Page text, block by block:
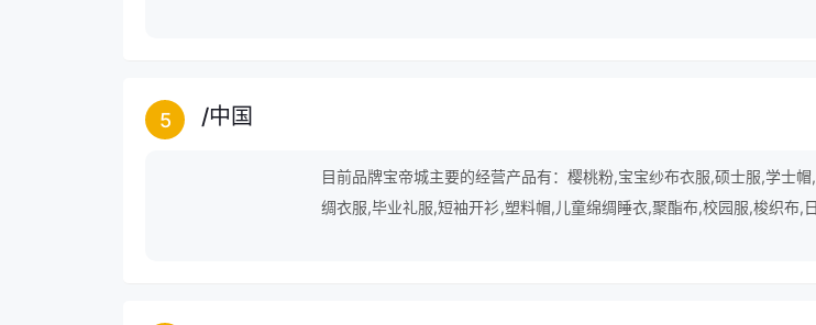
5 /中国
目前品牌宝帝城主要的经营产品有：樱桃粉,宝宝纱布衣服,硕士服,学士
绸衣服,毕业礼服,短袖开衫,塑料帽,儿童绵绸睡衣,聚酯布,校园服,梭织布,